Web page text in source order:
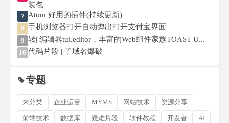
装包
7 Atom 好用的插件(持续更新)
8 手机浏览器打开自动弹出打开支付宝界面
9 转| 编辑器tui.editor，丰富的Web组件家族TOAST U...
10 代码片段 | 子域名爆破
专题
未分类 企业运营 MYMS 网站技术 资源分享
前端技术 数据库 疑难片段 软件教程 开发者 AI